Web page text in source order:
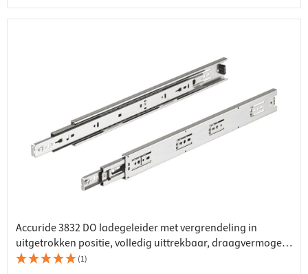
Accuride 3832 DO ladegeleider met vergrendeling in
uitgetrokken positie, volledig uittrekbaar, draagvermogen
45 kg
(1)